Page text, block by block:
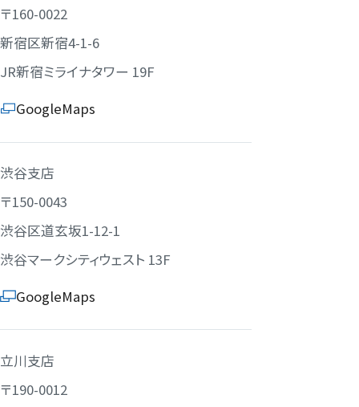
〒160-0022
新宿区新宿4-1-6
JR新宿ミライナタワー 19F
GoogleMaps
渋谷支店
〒150-0043
渋谷区道玄坂1-12-1
渋谷マークシティウェスト 13F
GoogleMaps
立川支店
〒190-0012